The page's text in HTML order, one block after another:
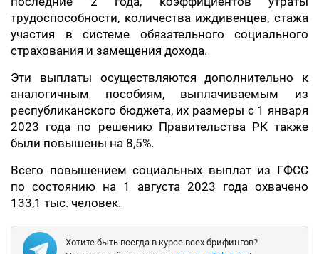
трудоспособности, количества иждивенцев, стажа
участия в системе обязательного социального
страхования и замещения дохода.
Эти выплаты осуществляются дополнительно к
аналогичным пособиям, выплачиваемым из
республиканского бюджета, их размеры с 1 января
2023 года по решению Правительства РК также
были повышены на 8,5%.
Всего повышением социальных выплат из ГФСС
по состоянию на 1 августа 2023 года охвачено
133,1 тыс. человек.
Хотите быть всегда в курсе всех брифингов?